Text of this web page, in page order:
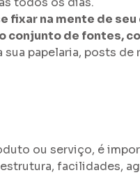
fixar na mente de
conjunto de fontes,
papelaria, posts
ou serviço, é
facilidades,